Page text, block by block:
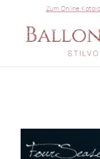
Zum Online